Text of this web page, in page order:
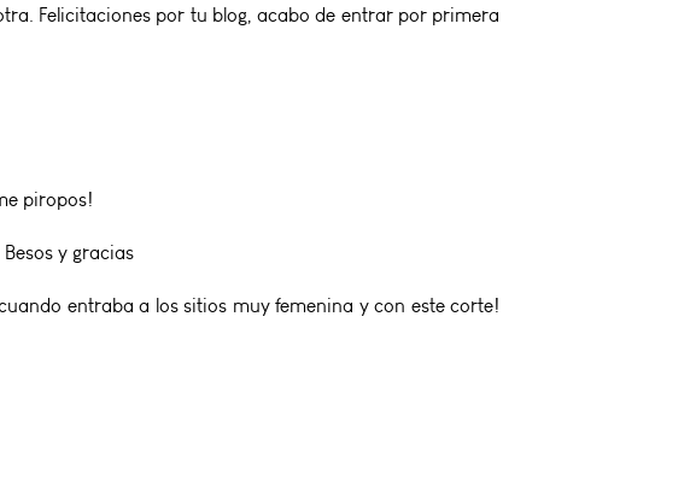
Felicitaciones por tu blog, acabo de entrar por primera
piropos!
y gracias
entraba a los sitios muy femenina y con este corte!